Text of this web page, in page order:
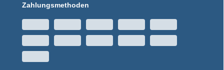
Zahlungsmethoden